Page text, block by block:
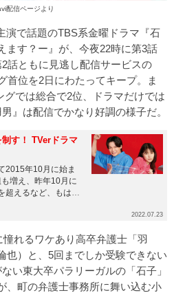
配信ページ より
で話題のTBS系金曜ドラマ『石
ます？ー』が、今夜22時に第3話
話ともに見逃し配信サービスの
首位を2日にわたってキープ。ま
グでは総合で2位、ドラマだけでは
』は配信でかなり好調の様子だ。
制す！ TVerドラマ
2015年10月に始ま
増え、昨年10月に
超えるなど、もはや
2022.07.23
れるワケあり高卒弁護士「羽
也）と、5回までしか受験できない
い東大卒パラリーガルの「石子」
、町の弁護士事務所に舞い込む小